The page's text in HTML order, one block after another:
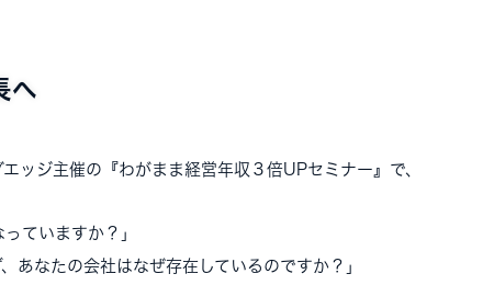
へ
ッジ主催の『わがまま経営年収３倍UPセミナー』で、
ていますか？」
あなたの会社はなぜ存在しているのですか？」